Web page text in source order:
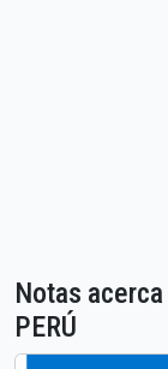
Notas
PERÚ